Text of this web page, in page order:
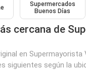
Supermercados
Buenos Días
cercana de
en Supermayorista
siguientes según la